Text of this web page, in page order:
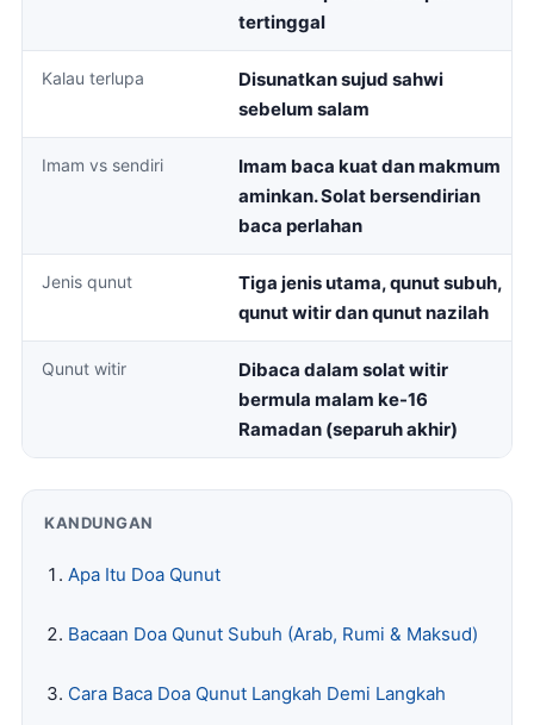
tertinggal
Kalau terlupa
Disunatkan sujud sahwi
sebelum salam
Imam vs sendiri
Imam baca kuat dan makmum
aminkan. Solat bersendirian
baca perlahan
Jenis qunut
Tiga jenis utama, qunut subuh,
qunut witir dan qunut nazilah
Qunut witir
Dibaca dalam solat witir
bermula malam ke-16
Ramadan (separuh akhir)
KANDUNGAN
Apa Itu Doa Qunut
Bacaan Doa Qunut Subuh (Arab, Rumi & Maksud)
Cara Baca Doa Qunut Langkah Demi Langkah